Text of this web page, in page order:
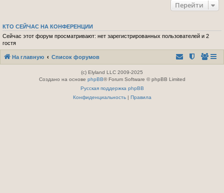
Перейти
КТО СЕЙЧАС НА КОНФЕРЕНЦИИ
Сейчас этот форум просматривают: нет зарегистрированных пользователей и 2
гостя
На главную Список форумов
(c) Elyland LLC 2009-2025
Создано на основе phpBB® Forum Software © phpBB Limited
Русская поддержка phpBB
Конфиденциальность| Правила